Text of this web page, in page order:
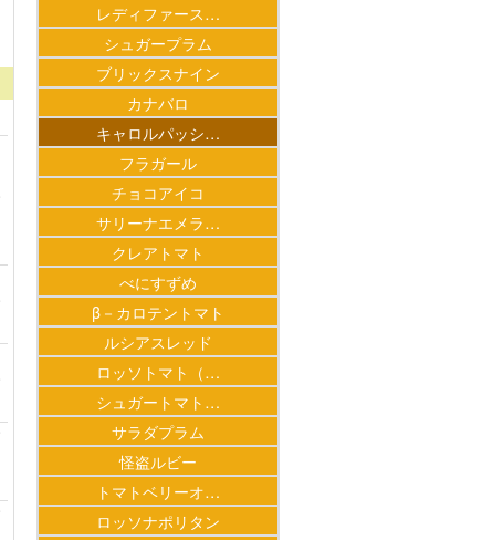
レディファース…
シュガープラム
ブリックスナイン
カナバロ
キャロルパッシ…
フラガール
チョコアイコ
サリーナエメラ…
クレアトマト
べにすずめ
β－カロテントマト
ルシアスレッド
ロッソトマト（…
シュガートマト…
サラダプラム
怪盗ルビー
トマトベリーオ…
ロッソナポリタン